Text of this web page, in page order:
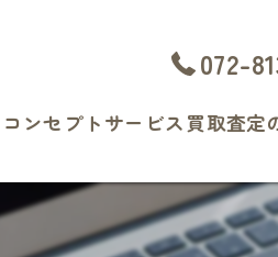
072-
コンセプト サービス
よくある質問
買取査定